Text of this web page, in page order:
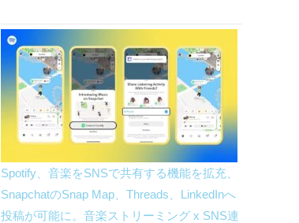
Spotify、音楽をSNSで共有する機能を拡充、
SnapchatのSnap Map、Threads、LinkedInへ
投稿が可能に。音楽ストリーミング x SNS連